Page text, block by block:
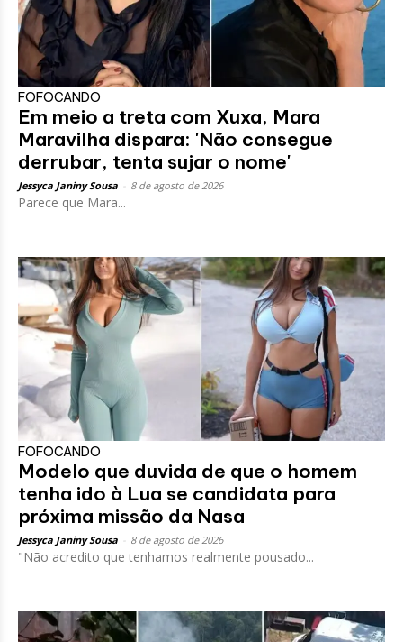
FOFOCANDO
Em meio a treta com Xuxa, Mara
Maravilha dispara: 'Não consegue
derrubar, tenta sujar o nome'
Jessyca Janiny Sousa 8 de agosto de 2026
Parece que Mara...
FOFOCANDO
Modelo que duvida de que o homem
tenha ido à Lua se candidata para
próxima missão da Nasa
Jessyca Janiny Sousa 8 de agosto de 2026
"Não acredito que tenhamos realmente pousado...